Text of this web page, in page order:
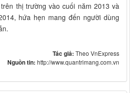
thị trường vào cuối năm 2013 và
hứa hẹn mang đến người dùng
Tác giả: Theo VnExpress
Nguồn tin: http://www.quantrimang.com.vn